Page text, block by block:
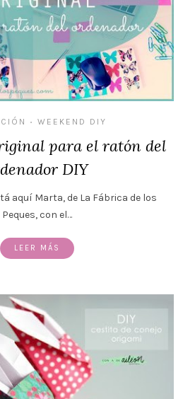
• WEEKEND DIY
para el ratón del
DIY
aquí Marta, de La Fábrica de los
Peques, con el…
LEER MÁS